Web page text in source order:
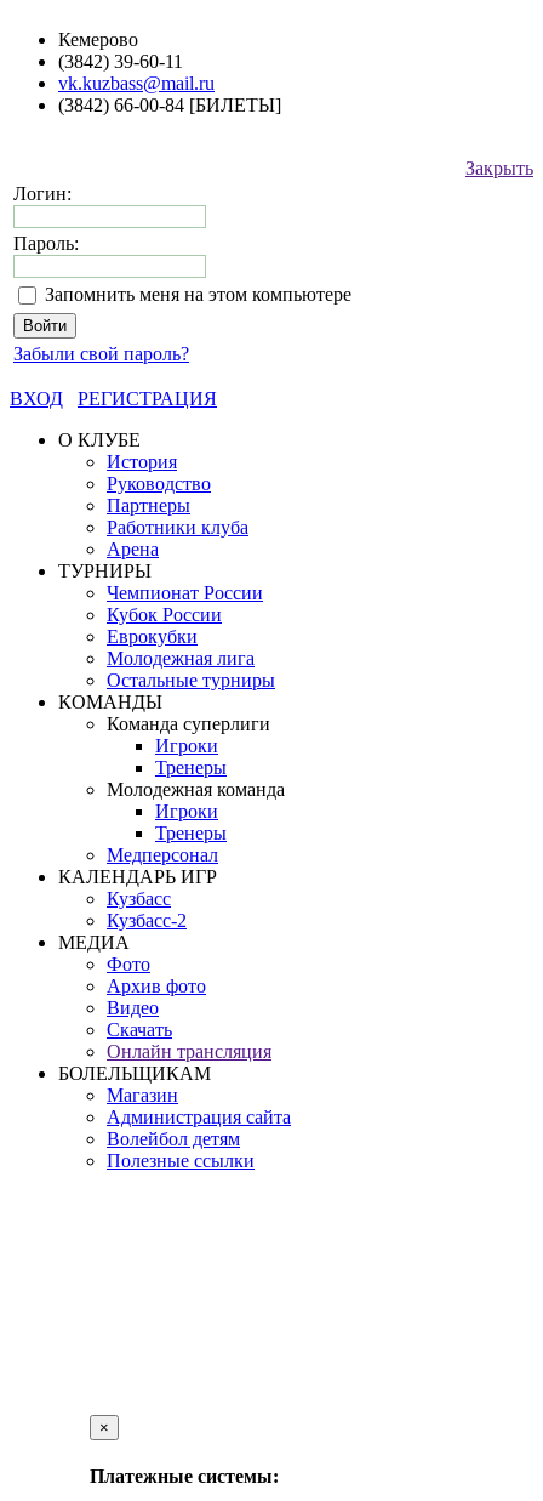
Кемерово
(3842) 39-60-11
vk.kuzbass@mail.ru
(3842) 66-00-84 [БИЛЕТЫ]
Закрыть
Логин:
Пароль:
Запомнить меня на этом компьютере
Забыли свой пароль?
ВХОД
РЕГИСТРАЦИЯ
О КЛУБЕ
История
Руководство
Партнеры
Работники клуба
Арена
ТУРНИРЫ
Чемпионат России
Кубок России
Еврокубки
Молодежная лига
Остальные турниры
КОМАНДЫ
Команда суперлиги
Игроки
Тренеры
Молодежная команда
Игроки
Тренеры
Медперсонал
КАЛЕНДАРЬ ИГР
Кузбасс
Кузбасс-2
МЕДИА
Фото
Архив фото
Видео
Скачать
Онлайн трансляция
БОЛЕЛЬЩИКАМ
Магазин
Администрация сайта
Волейбол детям
Полезные ссылки
×
Платежные системы: